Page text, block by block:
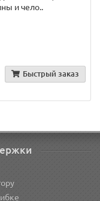
и чело..
Быстрый заказ